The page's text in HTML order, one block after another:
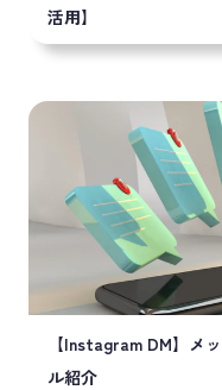
活用】
【Instagram DM】メ
ル紹介